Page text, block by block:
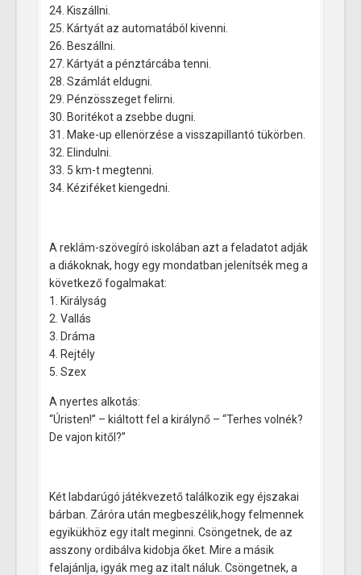
24. Kiszállni.
25. Kártyát az automatából kivenni.
26. Beszállni.
27. Kártyát a pénztárcába tenni.
28. Számlát eldugni.
29. Pénzösszeget felirni.
30. Boritékot a zsebbe dugni.
31. Make-up ellenörzése a visszapillantó tükörben.
32. Elindulni.
33. 5 km-t megtenni.
34. Kéziféket kiengedni.
A reklám-szövegíró iskolában azt a feladatot adják
a diákoknak, hogy egy mondatban jelenítsék meg a
következő fogalmakat:
1. Királyság
2. Vallás
3. Dráma
4. Rejtély
5. Szex
A nyertes alkotás:
“Úristen!” – kiáltott fel a királynő – “Terhes volnék?
De vajon kitől?”
Két labdarúgó játékvezető találkozik egy éjszakai
bárban. Záróra után megbeszélik,hogy felmennek
egyikükhöz egy italt meginni. Csöngetnek, de az
asszony ordibálva kidobja őket. Mire a másik
felajánlja, igyák meg az italt náluk. Csöngetnek, a